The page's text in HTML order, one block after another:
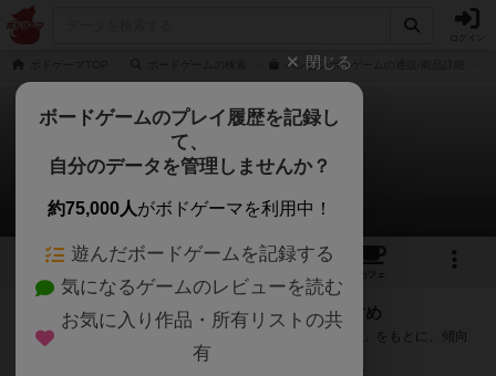
パンピンポンゲームの通販/商品詳細
パンピンポンゲーム
次のおすすめボードゲーム
5 4
カフェ
『パンピンポンゲーム』が好きな方へのおすすめ
このゲームのトップページで投票された「プレイ感の評価」をもとに、傾向
が近いボードゲームをランキング形式で紹介します。
閉じる
ボードゲームのプレイ履歴を記録し
て、
自分のデータを管理しませんか？
約75,000人がボドゲーマを利用中！
遊んだボードゲームを記録する
気になるゲームのレビューを読む
お気に入り作品・所有リストの共
有